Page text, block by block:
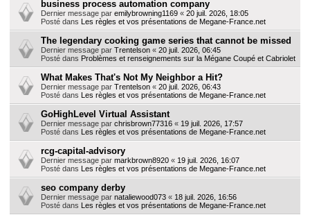
business process automation company
Dernier message par emilybrowning1169 « 20 juil. 2026, 18:05
Posté dans Les règles et vos présentations de Megane-France.net
The legendary cooking game series that cannot be missed
Dernier message par Trentelson « 20 juil. 2026, 06:45
Posté dans Problèmes et renseignements sur la Mégane Coupé et Cabriolet
What Makes That's Not My Neighbor a Hit?
Dernier message par Trentelson « 20 juil. 2026, 06:43
Posté dans Les règles et vos présentations de Megane-France.net
GoHighLevel Virtual Assistant
Dernier message par chrisbrown77316 « 19 juil. 2026, 17:57
Posté dans Les règles et vos présentations de Megane-France.net
rcg-capital-advisory
Dernier message par markbrown8920 « 19 juil. 2026, 16:07
Posté dans Les règles et vos présentations de Megane-France.net
seo company derby
Dernier message par nataliewood073 « 18 juil. 2026, 16:56
Posté dans Les règles et vos présentations de Megane-France.net